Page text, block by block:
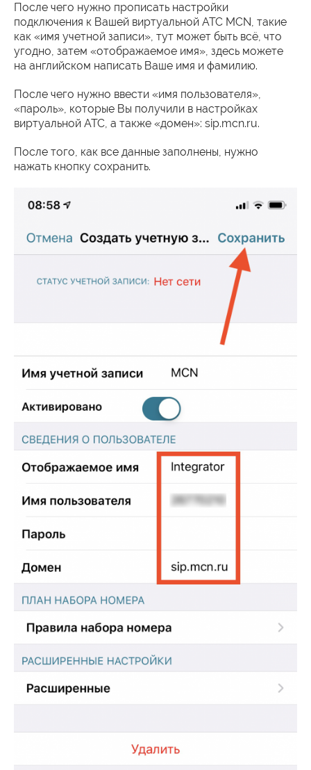
После чего нужно прописать настройки
подключения к Вашей виртуальной АТС MCN, такие
как «имя учетной записи», тут может быть всё, что
угодно, затем «отображаемое имя», здесь можете
на английском написать Ваше имя и фамилию.
После чего нужно ввести «имя пользователя»,
«пароль», которые Вы получили в настройках
виртуальной АТС, а также «домен»: sip.mcn.ru.
После того, как все данные заполнены, нужно
нажать кнопку сохранить.